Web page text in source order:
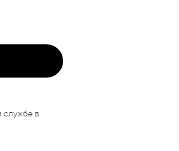
службе в